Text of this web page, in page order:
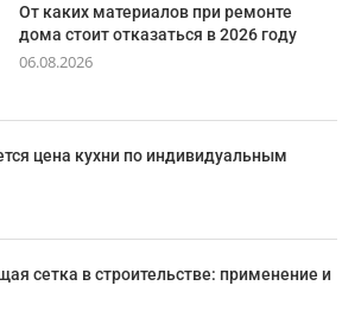
От каких материалов при ремонте
дома стоит отказаться в 2026 году
06.08.2026
цена кухни по индивидуальным
сетка в строительстве: применение и